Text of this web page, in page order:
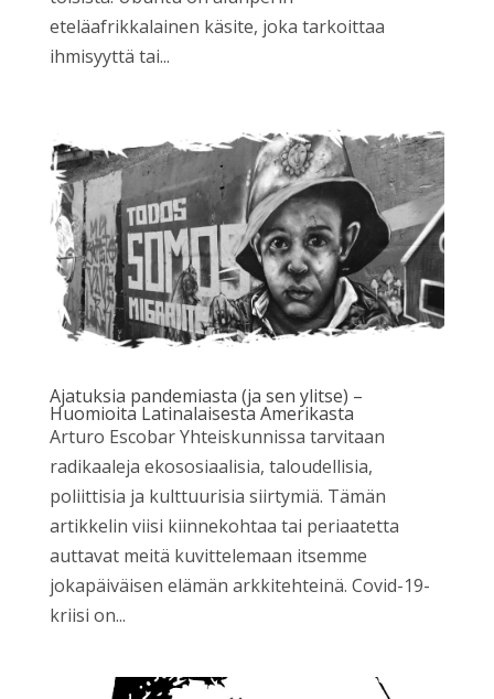
eteläafrikkalainen käsite, joka tarkoittaa
ihmisyyttä tai...
Ajatuksia pandemiasta (ja sen ylitse) –
Huomioita Latinalaisesta Amerikasta
Arturo Escobar Yhteiskunnissa tarvitaan
radikaaleja ekososiaalisia, taloudellisia,
poliittisia ja kulttuurisia siirtymiä. Tämän
artikkelin viisi kiinnekohtaa tai periaatetta
auttavat meitä kuvittelemaan itsemme
jokapäiväisen elämän arkkitehteinä. Covid-19-
kriisi on...